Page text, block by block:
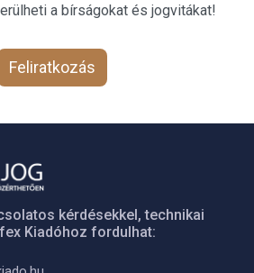
a bírságokat és jogvitákat!
Feliratkozás
kérdésekkel, technikai
Kiadóhoz fordulhat: